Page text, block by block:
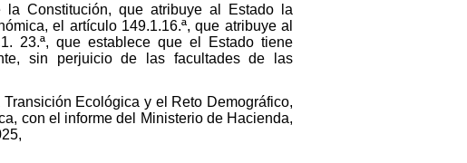
Constitución, que atribuye al Estado la
el artículo 149.1.16.ª, que atribuye al
23.ª, que establece que el Estado tiene
sin perjuicio de las facultades de las
Ecológica y el Reto Demográfico,
con el informe del Ministerio de Hacienda,